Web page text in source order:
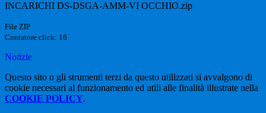
INCARICHI DS-DSGA-AMM-VI OCCHIO.zip
File ZIP
Contatore click: 16
Notizie
Questo sito o gli strumenti terzi da questo utilizzati si avvalgono di
cookie necessari al funzionamento ed utili alle finalità illustrate nella
COOKIE POLICY.